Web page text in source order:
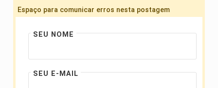
Espaço para comunicar erros nesta postagem
SEU NOME
SEU E-MAIL